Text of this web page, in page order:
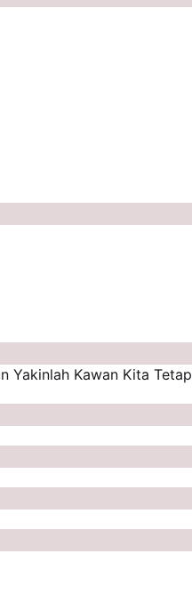
Yakinlah Kawan Kita Tetap